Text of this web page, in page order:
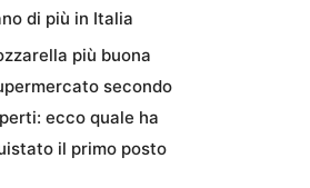
di più in Italia
più buona
secondo
ecco quale ha
il primo posto